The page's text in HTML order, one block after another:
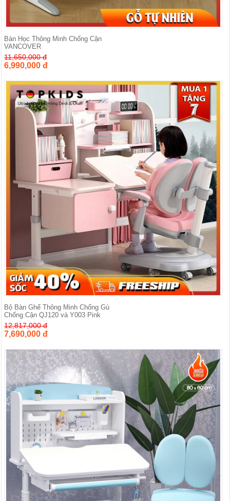
Bàn Học Thông Minh Chống Cận
VANCOVER
11,650,000 đ
6,990,000 đ
Bộ Bàn Ghế Thông Minh Chống Gù
Chống Cận QJ120 và Y003 Pink
12,817,000 đ
7,690,000 đ